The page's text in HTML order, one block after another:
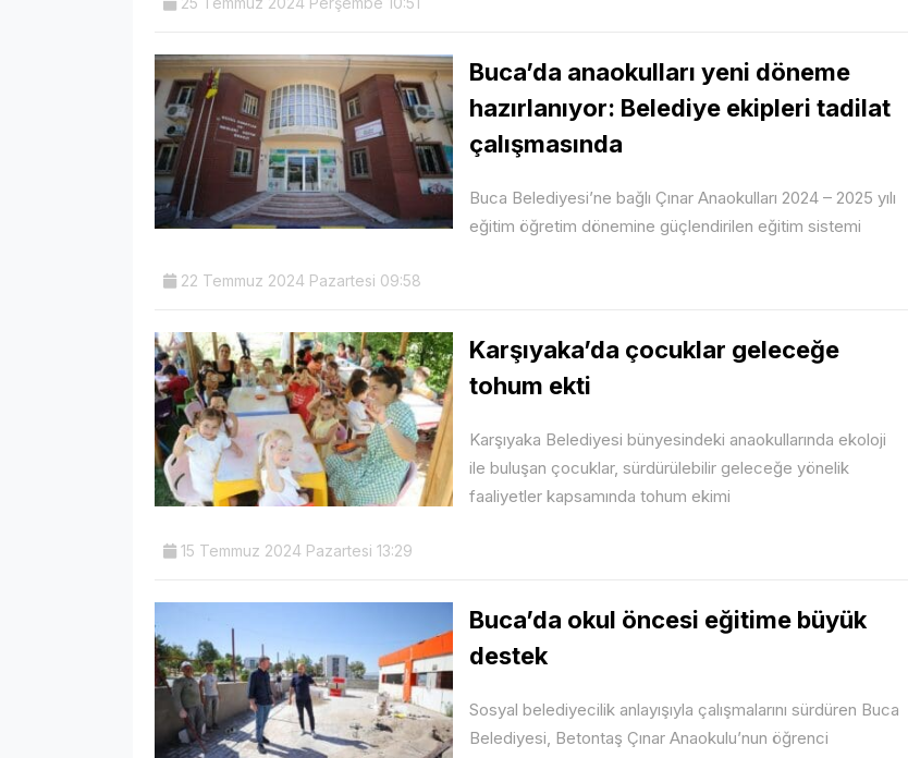
Buca’da anaokulları yeni döneme
hazırlanıyor: Belediye ekipleri tadilat
çalışmasında
Buca Belediyesi’ne bağlı Çınar Anaokulları 2024 – 2025 yılı
eğitim öğretim dönemine güçlendirilen eğitim sistemi
22 Temmuz 2024 Pazartesi 09:58
Karşıyaka’da çocuklar geleceğe
tohum ekti
Karşıyaka Belediyesi bünyesindeki anaokullarında ekoloji
ile buluşan çocuklar, sürdürülebilir geleceğe yönelik
faaliyetler kapsamında tohum ekimi
15 Temmuz 2024 Pazartesi 13:29
Buca’da okul öncesi eğitime büyük
destek
Sosyal belediyecilik anlayışıyla çalışmalarını sürdüren Buca
Belediyesi, Betontaş Çınar Anaokulu’nun öğrenci